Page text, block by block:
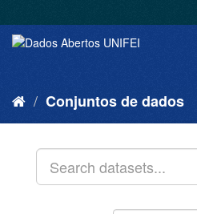
Conjuntos de dados